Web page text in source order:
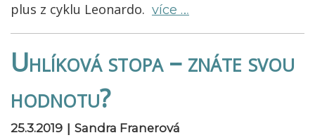
plus z cyklu Leonardo. více …
Uhlíková stopa – znáte svou
hodnotu?
25.3.2019 | Sandra Franerová